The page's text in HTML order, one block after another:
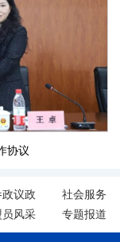
协议
政议政
社会服务
员风采 专题报道